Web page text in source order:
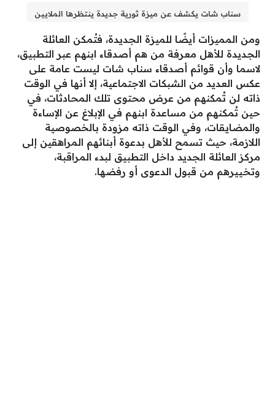
سناب شات يكشف عن ميزة ثورية جديدة ينتظرها الملايين
ومن المميزات أيضًا للميزة الجديدة، فتُمكن العائلة
الجديدة للأهل معرفة من هم أصدقاء ابنهم عبر التطبيق،
لاسما وأن قوائم أصدقاء سناب شات ليست عامة على
عكس العديد من الشبكات الاجتماعية، إلا أنها في الوقت
ذاته لن تُمكنهم من عرض محتوى تلك المحادثات، في
حين تُمكنهم من مساعدة ابنهم في الإبلاغ عن الإساءة
والمضايقات، وفي الوقت ذاته مزودة بالخصوصية
اللازمة، حيث تسمح للأهل بدعوة أبنائهم المراهقين إلى
مركز العائلة الجديد داخل التطبيق لبدء المراقبة،
وتخييرهم من قبول الدعوى أو رفضها.